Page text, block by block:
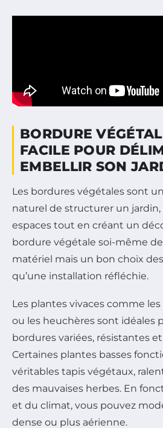
BORDURE
FACILE POUR
EMBELLIR SON
Les bordures végétales sont
naturel de structurer un
espaces tout en créant un
bordure végétale soi-même
matériel mais un bon choix
qu’une installation réfléchie.
Les plantes vivaces comme
ou les heuchères sont idéales
bordures variées, résistantes
Certaines plantes basses
véritables tapis végétaux,
des mauvaises herbes. En
et du climat, vous pouvez
dense ou plus aérienne.